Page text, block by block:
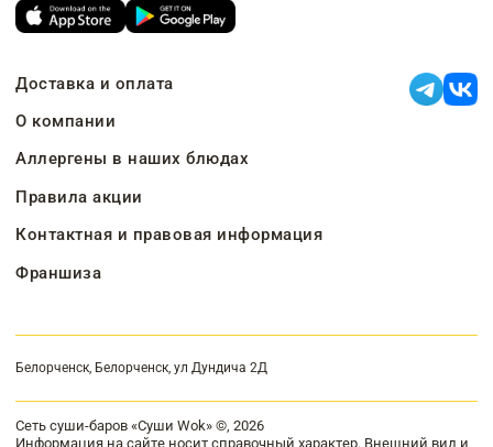
Доставка и оплата
О компании
Аллергены в наших блюдах
Правила акции
Контактная и правовая информация
Франшиза
Белорченск, Белорченск, ул Дундича 2Д
Сеть суши-баров «Суши Wok» ©, 2026
Информация на сайте носит справочный характер. Внешний вид и